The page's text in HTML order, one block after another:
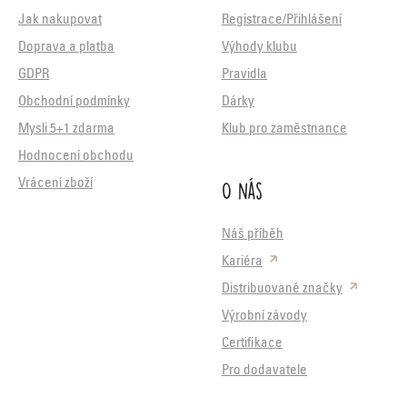
Jak nakupovat
Doprava a platba
GDPR
Obchodní podmínky
Mysli 5+1 zdarma
Hodnocení obchodu
Vrácení zboží
Registrace/Přihlášení
Výhody klubu
Pravidla
Dárky
Klub pro zaměstnance
O nás
Náš příběh
Kariéra
Distribuované značky
Výrobní závody
Certifikace
Pro dodavatele